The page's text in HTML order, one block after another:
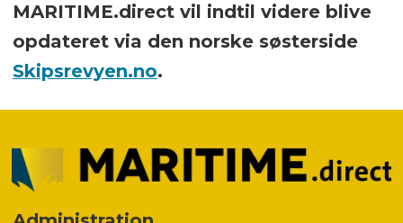
MARITIME.direct vil indtil videre blive
opdateret via den norske søsterside
Skipsrevyen.no.